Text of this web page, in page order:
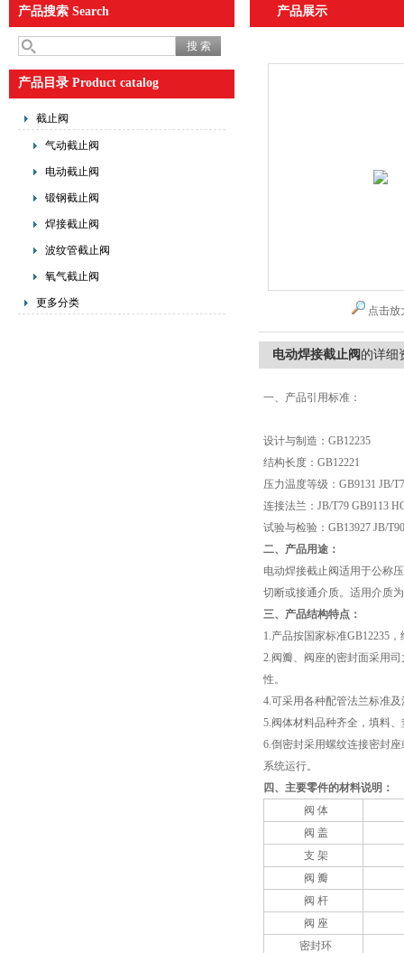
产品搜索 Search
产品目录 Product catalog
截止阀
气动截止阀
电动截止阀
锻钢截止阀
焊接截止阀
波纹管截止阀
氧气截止阀
更多分类
产品展示
点击放
电动焊接截止阀 的详细
一、产品引用标准：
设计与制造：GB12235
结构长度：GB12221
压力温度等级：GB9131 JB/
连接法兰：JB/T79 GB9113
试验与检验：GB13927 JB/
二、产品用途：
电动焊接截止阀适用于公称
切断或接通介质。适用介质
三、产品结构特点：
1.产品按国家标准GB12235
2.阀瓣、阀座的密封面采用
性。
4.可采用各种配管法兰标准
5.阀体材料品种齐全，填料
6.倒密封采用螺纹连接密封
系统运行。
四、主要零件的材料说明：
阀 体
阀 盖
支 架
阀 瓣
阀 杆
阀 座
密封环